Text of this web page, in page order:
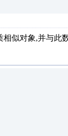
似对象,并与此